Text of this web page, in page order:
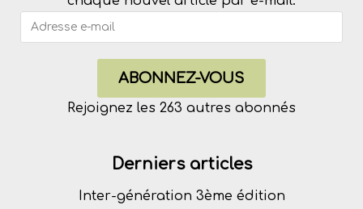
ABONNEZ-VOUS
Rejoignez les 263 autres abonnés
Derniers articles
Inter-génération 3ème édition